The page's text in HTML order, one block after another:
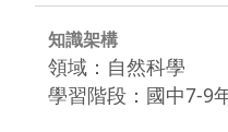
知識架構
領域：自然科學
學習階段：國中7-9